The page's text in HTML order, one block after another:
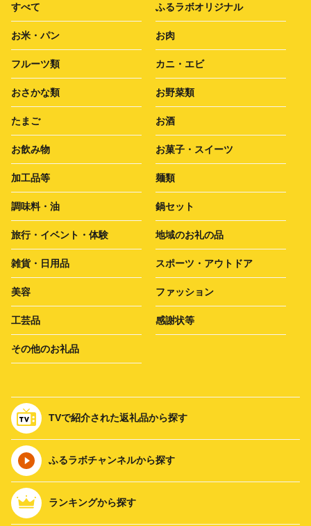
すべて ふるラボオリジナル
お米・パン お肉
フルーツ類 カニ・エビ
おさかな類 お野菜類
たまご お酒
お飲み物 お菓子・スイーツ
加工品等 麺類
調味料・油 鍋セット
旅行・イベント・体験 地域のお礼の品
雑貨・日用品 スポーツ・アウトドア
美容 ファッション
工芸品 感謝状等
その他のお礼品
TVで紹介された返礼品から探す
ふるラボチャンネルから探す
ランキングから探す